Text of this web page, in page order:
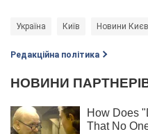
Україна Київ Новини
Редакційна політика